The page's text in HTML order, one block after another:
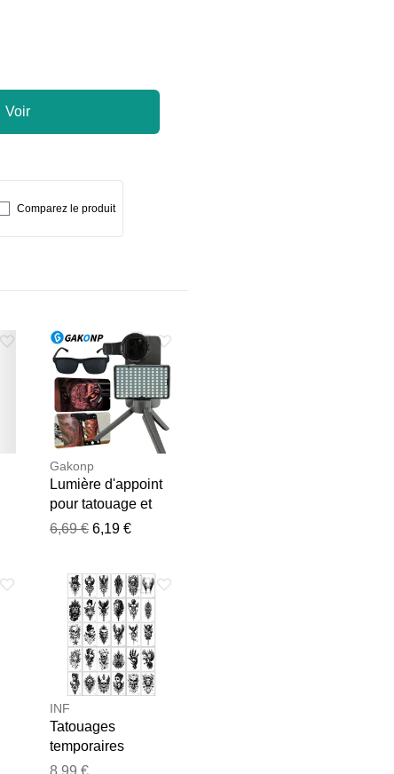
Voir
Comparez le produit
Gakonp
Lumière d'appoint
pour tatouage et
lunettes
la lumière réfléchie
avec filtre CPL de
52 mm, lumière de
photographie pour
tatouage
6,69 € 6,19 €
INF
Tatouages ​​
temporaires
tendance : 30